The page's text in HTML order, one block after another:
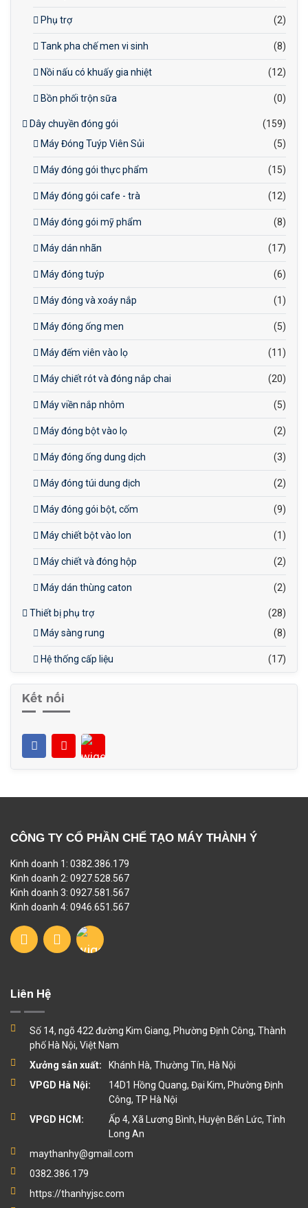
Phụ trợ (2)
Tank pha chế men vi sinh (8)
Nồi nấu có khuấy gia nhiệt (12)
Bồn phối trộn sữa (0)
Dây chuyền đóng gói
(159)
Máy Đóng Tuýp Viên Sủi
(5)
Máy đóng gói thực phẩm (15)
Máy đóng gói cafe - trà (12)
Máy đóng gói mỹ phẩm (8)
Máy dán nhãn (17)
Máy đóng tuýp (6)
Máy đóng và xoáy nắp (1)
Máy đóng ống men (5)
Máy đếm viên vào lọ (11)
Máy chiết rót và đóng nắp chai (20)
Máy viền nắp nhôm (5)
Máy đóng bột vào lọ (2)
Máy đóng ống dung dịch (3)
Máy đóng túi dung dịch (2)
Máy đóng gói bột, cốm (9)
Máy chiết bột vào lon (1)
Máy chiết và đóng hộp (2)
Máy dán thùng caton (2)
Thiết bị phụ trợ
(28)
Máy sàng rung
(8)
Hệ thống cấp liệu (17)
Kết nối
CÔNG TY CỔ PHẦN CHẾ TẠO MÁY THÀNH Ý
Kinh doanh 1: 0382.386.179
Kinh doanh 2: 0927.528.567
Kinh doanh 3: 0927.581.567
Kinh doanh 4: 0946.651.567
Liên Hệ
Số 14, ngõ 422 đường Kim Giang, Phường Định Công, Thành
phố Hà Nội, Việt Nam
Xưởng sản xuất:
Khánh Hà, Thường Tín, Hà Nội
VPGD Hà Nội:
14D1 Hồng Quang, Đại Kim, Phường Định
Công, TP Hà Nội
VPGD HCM:
Ấp 4, Xã Lương Bình, Huyện Bến Lức, Tỉnh
Long An
maythanhy@gmail.com
0382.386.179
https://thanhyjsc.com